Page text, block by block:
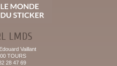
LMDS
Vaillant
TOURS
28 47 69